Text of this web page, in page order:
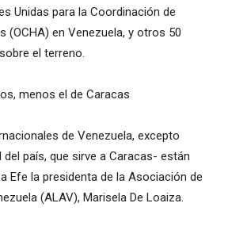
Unidas para la Coordinación de
(OCHA) en Venezuela, y otros 50
el terreno.
menos el de Caracas
de Venezuela, excepto
país, que sirve a Caracas- están
Efe la presidenta de la Asociación de
(ALAV), Marisela De Loaiza.